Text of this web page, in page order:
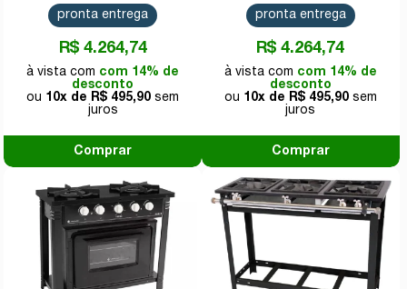
R$ 4.264,74
com 14% de
desconto
10x de
R$ 495,90
pronta entrega
Comprar
R$ 4.264,74
com 14% de
desconto
10x de
R$ 495,90
pronta entrega
Comprar